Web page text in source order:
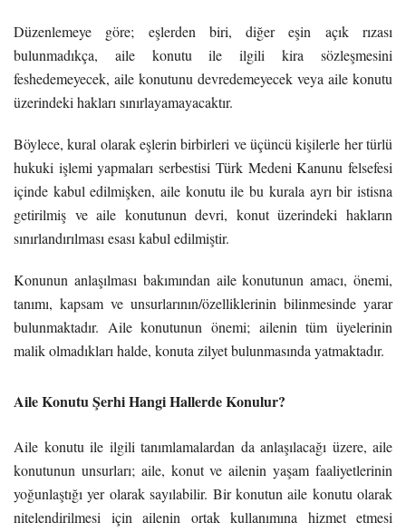
Düzenlemeye göre; eşlerden biri, diğer eşin açık rızası
bulunmadıkça, aile konutu ile ilgili kira sözleşmesini
feshedemeyecek, aile konutunu devredemeyecek veya aile konutu
üzerindeki hakları sınırlayamayacaktır.
Böylece, kural olarak eşlerin birbirleri ve üçüncü kişilerle her türlü
hukuki işlemi yapmaları serbestisi Türk Medeni Kanunu felsefesi
içinde kabul edilmişken, aile konutu ile bu kurala ayrı bir istisna
getirilmiş ve aile konutunun devri, konut üzerindeki hakların
sınırlandırılması esası kabul edilmiştir.
Konunun anlaşılması bakımından aile konutunun amacı, önemi,
tanımı, kapsam ve unsurlarının/özelliklerinin bilinmesinde yarar
bulunmaktadır. Aile konutunun önemi; ailenin tüm üyelerinin
malik olmadıkları halde, konuta zilyet bulunmasında yatmaktadır.
Aile Konutu Şerhi Hangi Hallerde Konulur?
Aile konutu ile ilgili tanımlamalardan da anlaşılacağı üzere, aile
konutunun unsurları; aile, konut ve ailenin yaşam faaliyetlerinin
yoğunlaştığı yer olarak sayılabilir. Bir konutun aile konutu olarak
nitelendirilmesi için ailenin ortak kullanımına hizmet etmesi